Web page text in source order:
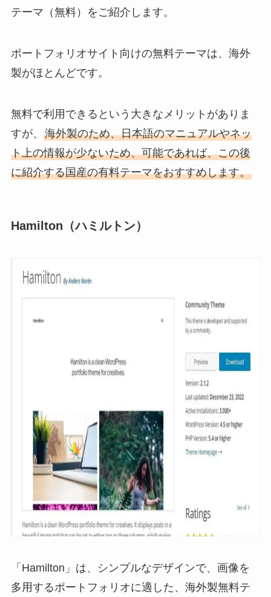
テーマ（無料）をご紹介します。
ポートフォリオサイト向けの無料テーマは、海外
製がほとんどです。
無料で利用できるという大きなメリットがありま
すが、 海外製のため、日本語のマニュアルやネッ
ト上の情報が少ないため、可能であれば、この後
に紹介する国産の有料テーマをおすすめします。
Hamilton（ハミルトン）
「Hamilton」は、シンプルなデザインで、画像を
多用するポートフォリオに適した、海外製無料テ